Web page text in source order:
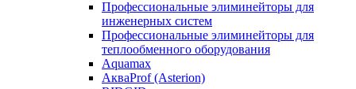
Профессиональные элиминейторы для
инженерных систем
Профессиональные элиминейторы для
теплообменного оборудования
Aquamax
АкваProf (Asterion)